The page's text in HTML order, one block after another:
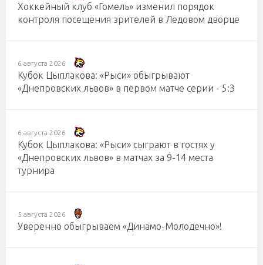
Хоккейный клуб «Гомель» изменил порядок
контроля посещения зрителей в Ледовом дворце
6 августа 2026
Кубок Цыплакова: «Рыси» обыгрывают
«Днепровских львов» в первом матче серии - 5:3
6 августа 2026
Кубок Цыплакова: «Рыси» сыграют в гостях у
«Днепровских львов» в матчах за 9-14 места
турнира
5 августа 2026
Уверенно обыгрываем «Динамо-Молодечно»!